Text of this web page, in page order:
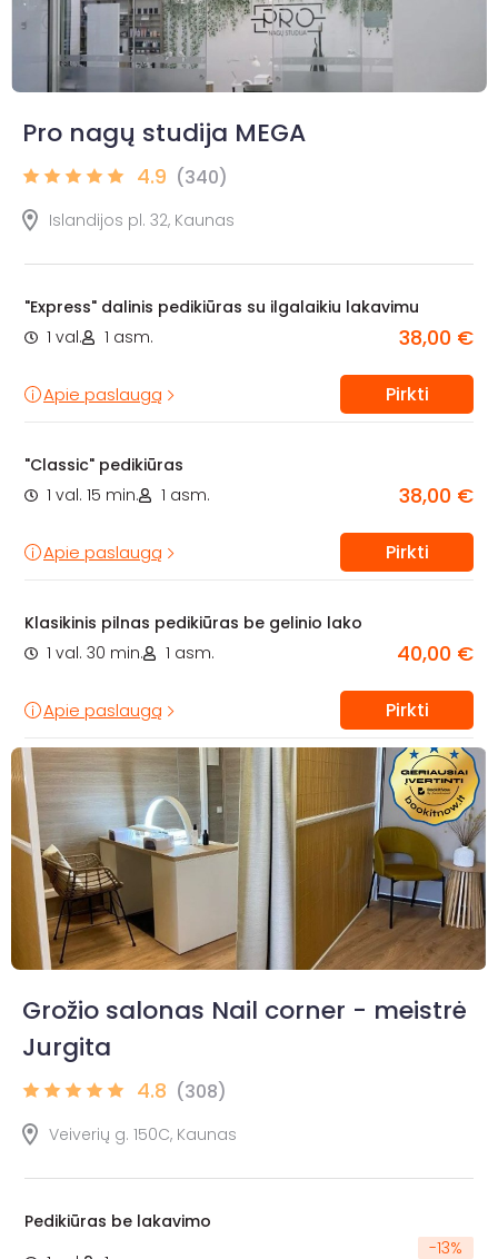
Pro nagų studija MEGA
4.9 (340)
Islandijos pl. 32, Kaunas
"Express" dalinis pedikiūras su ilgalaikiu lakavimu
1 val.
1 asm. 38,00 €
Apie paslaugą Pirkti
"Classic" pedikiūras
1 val. 15 min.
1 asm. 38,00 €
Apie paslaugą Pirkti
Klasikinis pilnas pedikiūras be gelinio lako
1 val. 30 min.
1 asm. 40,00 €
Apie paslaugą Pirkti
Grožio salonas Nail corner - meistrė
Jurgita
4.8 (308)
Veiverių g. 150C, Kaunas
Pedikiūras be lakavimo
-13%